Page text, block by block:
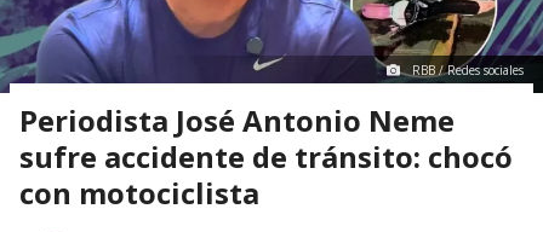
RBB / Redes sociales
Periodista José Antonio Neme
sufre accidente de tránsito: chocó
con motociclista